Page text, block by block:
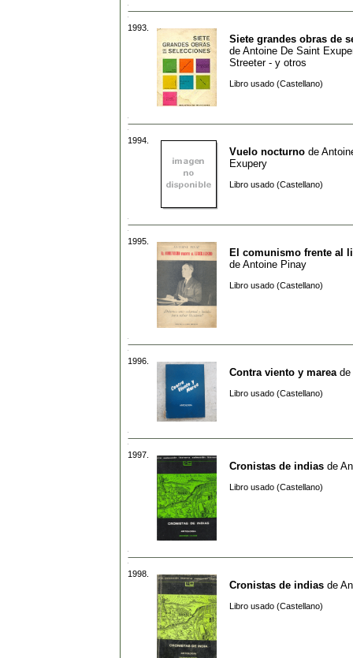
1993.
Siete grandes obras de
de Antoine De Saint
Streeter - y otros
Libro usado (Castellano)
1994.
Vuelo nocturno de
Exupery
Libro usado (Castellano)
1995.
El comunismo frente al
de Antoine Pinay
Libro usado (Castellano)
1996.
Contra viento y marea de
Libro usado (Castellano)
1997.
Cronistas de indias de
Libro usado (Castellano)
1998.
Cronistas de indias de
Libro usado (Castellano)